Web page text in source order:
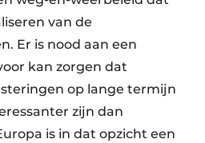
van de
Er is nood aan een
kan zorgen dat
op lange termijn
zijn dan
is in dat opzicht een